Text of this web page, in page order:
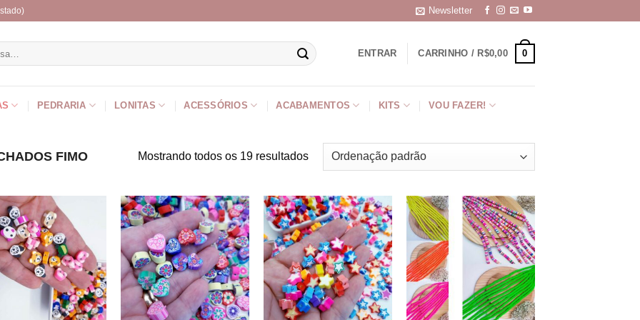
Newsletter
ENTRAR CARRINHO / R$0,00 0
PEDRARIA LONITAS ACESSÓRIOS ACABAMENTOS KITS VOU FAZER!
FIMO Mostrando todos os 19 resultados